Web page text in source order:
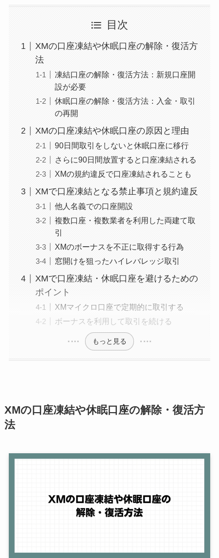
目次
XMの口座凍結や休眠口座の解除・復活方
法
凍結口座の解除・復活方法：新規口座開
設が必要
休眠口座の解除・復活方法：入金・取引
の再開
XMの口座凍結や休眠口座の原因と理由
90日間取引をしないと休眠口座に移行
さらに90日間放置すると口座凍結される
XMの規約違反で口座凍結されることも
XMで口座凍結となる禁止事項と規約違反
他人名義での口座開設
複数口座・複数業者を利用した両建て取
引
XMのボーナスを不正に取得する行為
窓開けを狙ったハイレバレッジ取引
XMで口座凍結・休眠口座を避けるための
ポイント
XMマイクロ口座で定期的に取引する
ボーナスを利用して取引を続ける
もっと見る
XMの口座凍結や休眠口座の解除・復活方
法